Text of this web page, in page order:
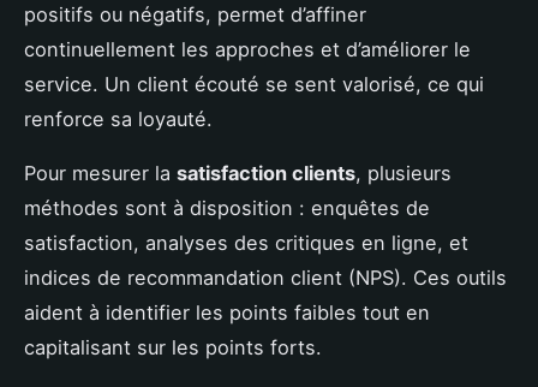
positifs ou négatifs, permet d’affiner
continuellement les approches et d’améliorer le
service. Un client écouté se sent valorisé, ce qui
renforce sa loyauté.
Pour mesurer la satisfaction clients, plusieurs
méthodes sont à disposition : enquêtes de
satisfaction, analyses des critiques en ligne, et
indices de recommandation client (NPS). Ces outils
aident à identifier les points faibles tout en
capitalisant sur les points forts.